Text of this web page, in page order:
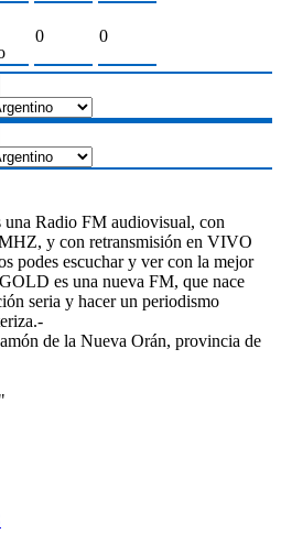
0 0
Radio FM audiovisual, con
y con retransmisión en VIVO
podes escuchar y ver con la mejor
es una nueva FM, que nace
seria y hacer un periodismo
de la Nueva Orán, provincia de